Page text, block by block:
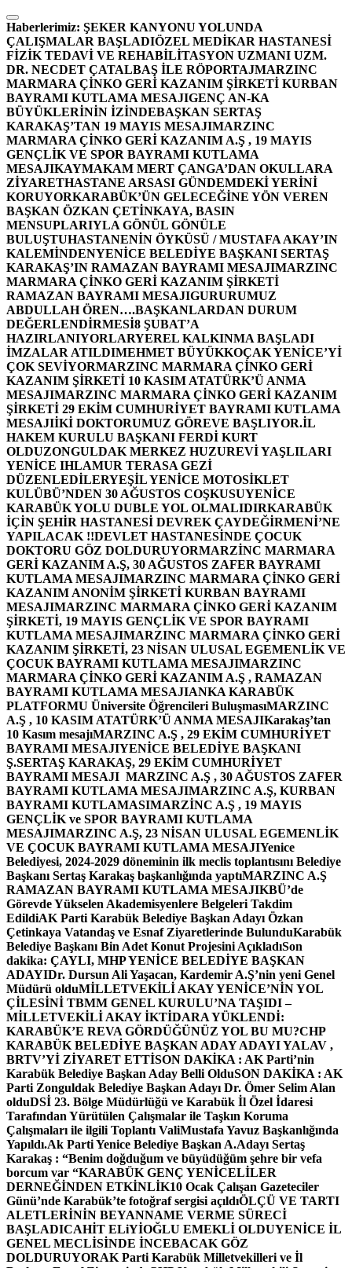
İçeriğe
atla
Haberlerimiz: ŞEKER KANYONU YOLUNDA
ÇALIŞMALAR BAŞLADIÖZEL MEDİKAR HASTANESİ
FİZİK TEDAVİ VE REHABİLİTASYON UZMANI UZM.
DR. NECDET ÇATALBAŞ İLE RÖPORTAJMARZINC
MARMARA ÇİNKO GERİ KAZANIM ŞİRKETİ KURBAN
BAYRAMI KUTLAMA MESAJIGENÇ AN-KA
BÜYÜKLERİNİN İZİNDEBAŞKAN SERTAŞ
KARAKAŞ’TAN 19 MAYIS MESAJIMARZINC
MARMARA ÇİNKO GERİ KAZANIM A.Ş , 19 MAYIS
GENÇLİK VE SPOR BAYRAMI KUTLAMA
MESAJIKAYMAKAM MERT ÇANGA’DAN OKULLARA
ZİYARETHASTANE ARSASI GÜNDEMDEKİ YERİNİ
KORUYORKARABÜK’ÜN GELECEĞİNE YÖN VEREN
BAŞKAN ÖZKAN ÇETİNKAYA, BASIN
MENSUPLARIYLA GÖNÜL GÖNÜLE
BULUŞTUHASTANENİN ÖYKÜSÜ / MUSTAFA AKAY’IN
KALEMİNDENYENİCE BELEDİYE BAŞKANI SERTAŞ
KARAKAŞ’IN RAMAZAN BAYRAMI MESAJIMARZINC
MARMARA ÇİNKO GERİ KAZANIM ŞİRKETİ
RAMAZAN BAYRAMI MESAJIGURURUMUZ
ABDULLAH ÖREN….BAŞKANLARDAN DURUM
DEĞERLENDİRMESİ8 ŞUBAT’A
HAZIRLANIYORLARYEREL KALKINMA BAŞLADI
İMZALAR ATILDIMEHMET BÜYÜKKOÇAK YENİCE’Yİ
ÇOK SEVİYORMARZINC MARMARA ÇİNKO GERİ
KAZANIM ŞİRKETİ 10 KASIM ATATÜRK’Ü ANMA
MESAJIMARZINC MARMARA ÇİNKO GERİ KAZANIM
ŞİRKETİ 29 EKİM CUMHURİYET BAYRAMI KUTLAMA
MESAJIİKİ DOKTORUMUZ GÖREVE BAŞLIYOR.İL
HAKEM KURULU BAŞKANI FERDİ KURT
OLDUZONGULDAK MERKEZ HUZUREVİ YAŞLILARI
YENİCE IHLAMUR TERASA GEZİ
DÜZENLEDİLERYEŞİL YENİCE MOTOSİKLET
KULÜBÜ’NDEN 30 AĞUSTOS COŞKUSUYENİCE
KARABÜK YOLU DUBLE YOL OLMALIDIRKARABÜK
İÇİN ŞEHİR HASTANESİ DEVREK ÇAYDEĞİRMENİ’NE
YAPILACAK !!DEVLET HASTANESİNDE ÇOCUK
DOKTORU GÖZ DOLDURUYORMARZİNC MARMARA
GERİ KAZANIM A.Ş, 30 AĞUSTOS ZAFER BAYRAMI
KUTLAMA MESAJIMARZINC MARMARA ÇİNKO GERİ
KAZANIM ANONİM ŞİRKETİ KURBAN BAYRAMI
MESAJIMARZINC MARMARA ÇİNKO GERİ KAZANIM
ŞİRKETİ, 19 MAYIS GENÇLİK VE SPOR BAYRAMI
KUTLAMA MESAJIMARZINC MARMARA ÇİNKO GERİ
KAZANIM ŞİRKETİ, 23 NİSAN ULUSAL EGEMENLİK VE
ÇOCUK BAYRAMI KUTLAMA MESAJIMARZINC
MARMARA ÇİNKO GERİ KAZANIM A.Ş , RAMAZAN
BAYRAMI KUTLAMA MESAJIANKA KARABÜK
PLATFORMU Üniversite Öğrencileri BuluşmasıMARZINC
A.Ş , 10 KASIM ATATÜRK’Ü ANMA MESAJIKarakaş’tan
10 Kasım mesajıMARZINC A.Ş , 29 EKİM CUMHURİYET
BAYRAMI MESAJIYENİCE BELEDİYE BAŞKANI
Ş.SERTAŞ KARAKAŞ, 29 EKİM CUMHURİYET
BAYRAMI MESAJI MARZINC A.Ş , 30 AĞUSTOS ZAFER
BAYRAMI KUTLAMA MESAJIMARZINC A.Ş, KURBAN
BAYRAMI KUTLAMASIMARZİNC A.Ş , 19 MAYIS
GENÇLİK ve SPOR BAYRAMI KUTLAMA
MESAJIMARZINC A.Ş, 23 NİSAN ULUSAL EGEMENLİK
VE ÇOCUK BAYRAMI KUTLAMA MESAJIYenice
Belediyesi, 2024-2029 döneminin ilk meclis toplantısını Belediye
Başkanı Sertaş Karakaş başkanlığında yaptıMARZINC A.Ş
RAMAZAN BAYRAMI KUTLAMA MESAJIKBÜ’de
Görevde Yükselen Akademisyenlere Belgeleri Takdim
EdildiAK Parti Karabük Belediye Başkan Adayı Özkan
Çetinkaya Vatandaş ve Esnaf Ziyaretlerinde BulunduKarabük
Belediye Başkanı Bin Adet Konut Projesini AçıkladıSon
dakika: ÇAYLI, MHP YENİCE BELEDİYE BAŞKAN
ADAYIDr. Dursun Ali Yaşacan, Kardemir A.Ş’nin yeni Genel
Müdürü olduMİLLETVEKİLİ AKAY YENİCE’NİN YOL
ÇİLESİNİ TBMM GENEL KURULU’NA TAŞIDI –
MİLLETVEKİLİ AKAY İKTİDARA YÜKLENDİ:
KARABÜK’E REVA GÖRDÜĞÜNÜZ YOL BU MU?CHP
KARABÜK BELEDİYE BAŞKAN ADAY ADAYI YALAV ,
BRTV’Yİ ZİYARET ETTİSON DAKİKA : AK Parti’nin
Karabük Belediye Başkan Aday Belli OlduSON DAKİKA : AK
Parti Zonguldak Belediye Başkan Adayı Dr. Ömer Selim Alan
olduDSİ 23. Bölge Müdürlüğü ve Karabük İl Özel İdaresi
Tarafından Yürütülen Çalışmalar ile Taşkın Koruma
Çalışmaları ile ilgili Toplantı ValiMustafa Yavuz Başkanlığında
Yapıldı.Ak Parti Yenice Belediye Başkan A.Adayı Sertaş
Karakaş : “Benim doğduğum ve büyüdüğüm şehre bir vefa
borcum var “KARABÜK GENÇ YENİCELİLER
DERNEĞİNDEN ETKİNLİK10 Ocak Çalışan Gazeteciler
Günü’nde Karabük’te fotoğraf sergisi açıldıÖLÇÜ VE TARTI
ALETLERİNİN BEYANNAME VERME SÜRECİ
BAŞLADICAHİT ELiYİOĞLU EMEKLİ OLDUYENİCE İL
GENEL MECLİSİNDE İNCEBACAK GÖZ
DOLDURUYORAK Parti Karabük Milletvekilleri ve İl